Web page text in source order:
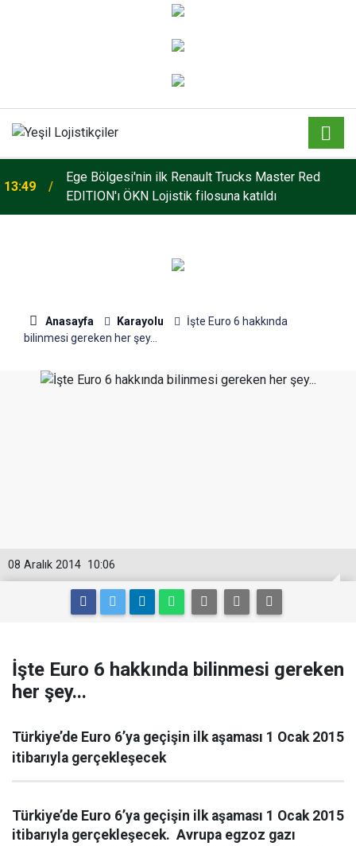
13:49
Ege Bölgesi'nin ilk Renault Trucks Master Red
EDITION'ı ÖKN Lojistik filosuna katıldı
Anasayfa Karayolu
İşte Euro 6 hakkında
bilinmesi gereken her şey...
10:06
08 Aralık 2014
İşte Euro 6 hakkında bilinmesi gereken
her şey...
Türkiye’de Euro 6’ya geçişin ilk aşaması 1 Ocak 2015
itibarıyla gerçekleşecek
Türkiye’de Euro 6’ya geçişin ilk aşaması 1 Ocak 2015
itibarıyla gerçekleşecek. Avrupa egzoz gazı